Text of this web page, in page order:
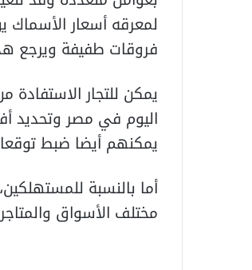
لمعرقه أسعار الأسماك
فروقات طفيفة ويرجع
يمكن للتجار الاستفادة
اليوم في مصر وتحديد
يمكنهم أيضا ضبط
أما بالنسبة
مختلف الأسواق